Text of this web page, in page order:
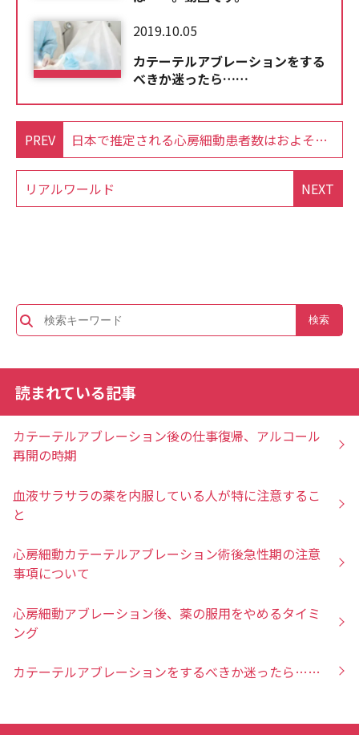
2019.10.05
カテーテルアブレーションをする
べきか迷ったら……
PREV 日本で推定される心房細動患者数はおよそ１７０万人
NEXT
リアルワールド
読まれている記事
カテーテルアブレーション後の仕事復帰、アルコール
再開の時期
血液サラサラの薬を内服している人が特に注意するこ
と
心房細動カテーテルアブレーション術後急性期の注意
事項について
心房細動アブレーション後、薬の服用をやめるタイミ
ング
カテーテルアブレーションをするべきか迷ったら……